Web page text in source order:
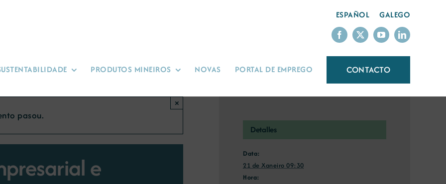
ESPAÑOL GALEGO
PRODUTOS MINEIROS NOVAS PORTAL DE EMPREGO CONTACTO
pasou.
×
e
Detalles
Data:
21 de Xaneiro 09:30
Hora: